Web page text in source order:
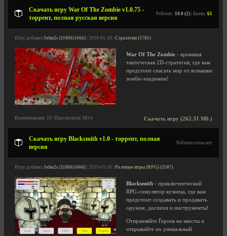
Скачать игру War Of The Zombie v1.0.75 -
торрент, полная русская версия
Рейтинг: 10.0 (2) | Баллы: 61
Игру добавил John2s [11866|1666] | 2019-01-18 | Стратегии (3781)
War Of The Zombie - кровавая
тактическая 2D-стратегия, где вам
предстоит спасать мир от вспышки
зомби-эпидемии!
Скачать игру (262.31 Мб.)
Комментариев: 10 | Просмотров: 8014
Скачать игру Blacksmith v1.0 - торрент, полная
версия
Рейтинга пока нет
Игру добавил John2s [11866|1666] | 2019-01-18 | Ролевые игры (RPG) (3507)
Blacksmith - приключенческий
RPG-симулятор кузнеца, где вам
предстоит создавать и продавать
оружие, доспехи и инструменты!
Отправляйте Героев на квесты и
открывайте их уникальный